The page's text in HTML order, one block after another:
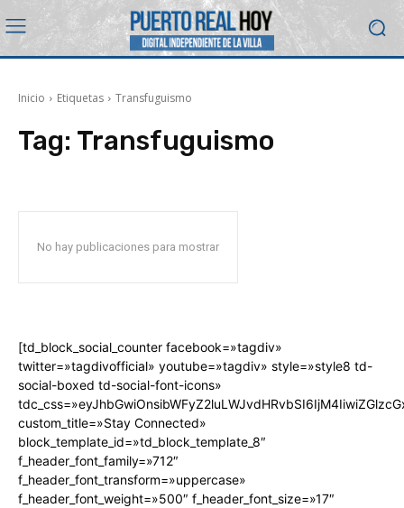
Inicio Etiquetas Transfuguismo
Tag: Transfuguismo
No hay publicaciones para mostrar
[td_block_social_counter facebook=»tagdiv»
twitter=»tagdivofficial» youtube=»tagdiv» style=»style8 td-
social-boxed td-social-font-icons»
custom_title=»Stay Connected»
block_template_id=»td_block_template_8″
f_header_font_family=»712″
f_header_font_transform=»uppercase»
f_header_font_weight=»500″ f_header_font_size=»17″